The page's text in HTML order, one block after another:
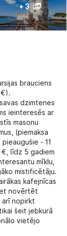
+ 3
brauciens
dzimtenes
ieinteresēs ar
masonu
(piemaksa
- 11
līdz 5 gadiem
mīklu,
mistificētāju.
kafejnīcas
novērtēt
nopirkt
šeit jebkurā
vietējo